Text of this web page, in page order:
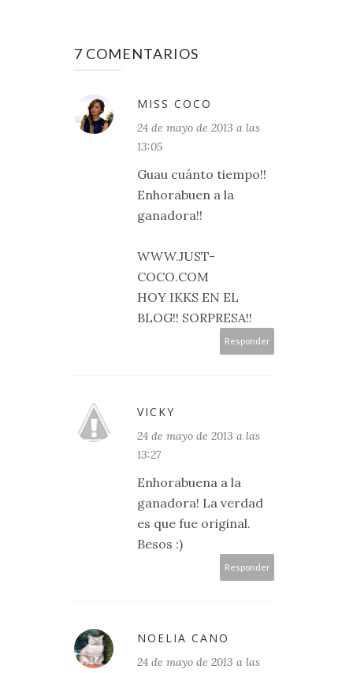
7 COMENTARIOS
MISS COCO
24 de mayo de 2013 a las
13:05
Guau cuánto tiempo!!
Enhorabuen a la
ganadora!!
WWW.JUST-
COCO.COM
HOY IKKS EN EL
BLOG!! SORPRESA!!
Responder
VICKY
24 de mayo de 2013 a las
13:27
Enhorabuena a la
ganadora! La verdad
es que fue original.
Besos :)
Responder
NOELIA CANO
24 de mayo de 2013 a las